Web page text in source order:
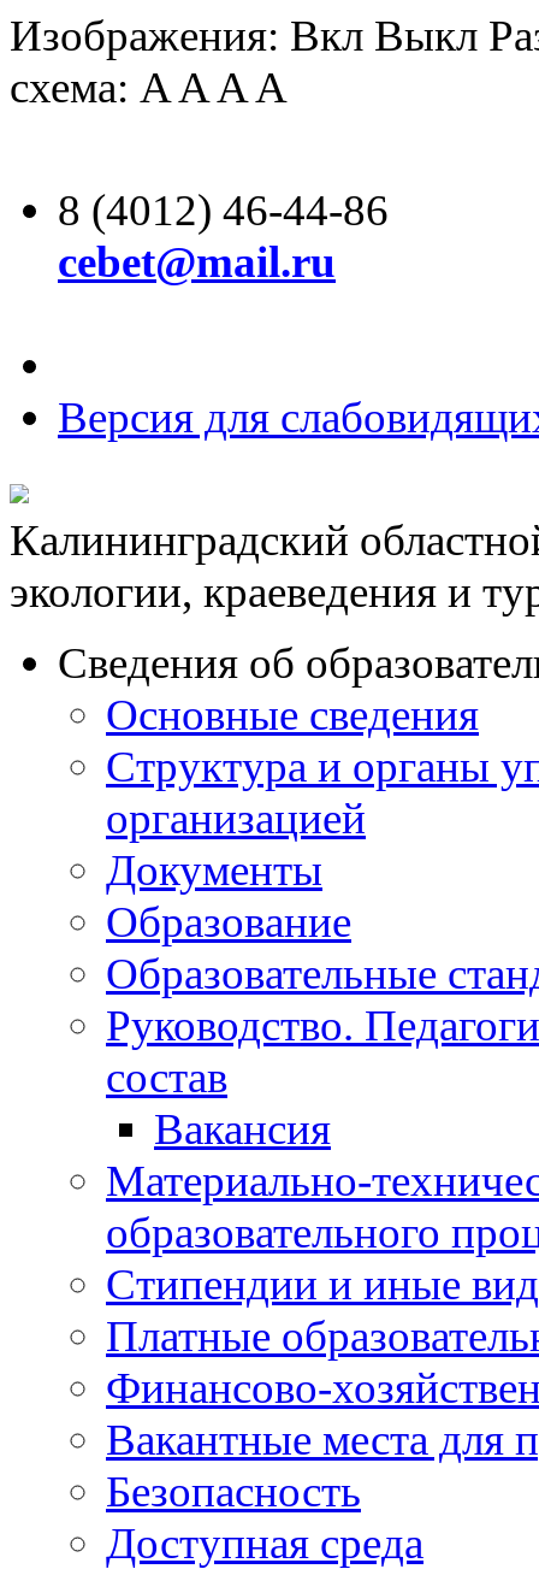
Изображения: Вкл Выкл
схема: AAAA
8 (4012) 46-44-86
cebet@mail.ru
Версия для
Калининградский
экологии, краеведения и
Сведения об
Основные сведения
Структура и органы
организацией
Документы
Образование
Образовательные
Руководство.
состав
Вакансия
Материально-
образовательного
Стипендии и иные
Платные
Финансово-
Вакантные места для
Безопасность
Доступная среда